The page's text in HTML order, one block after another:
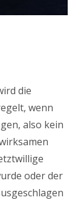
die
wenn
also kein
oder der